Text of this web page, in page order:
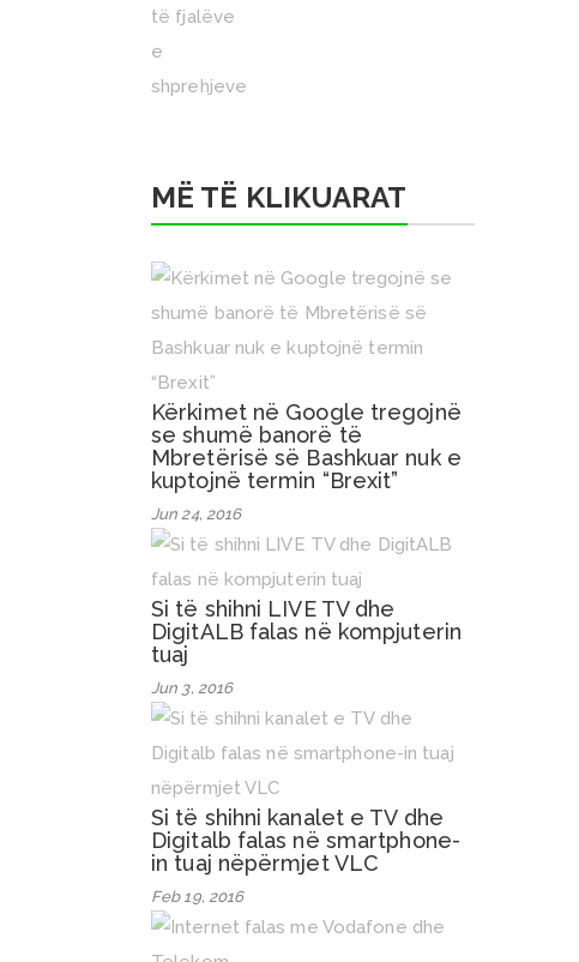
MË TË KLIKUARAT
Kërkimet në Google tregojnë
se shumë banorë të
Mbretërisë së Bashkuar nuk e
kuptojnë termin “Brexit”
Jun 24, 2016
Si të shihni LIVE TV dhe
DigitALB falas në kompjuterin
tuaj
Jun 3, 2016
Si të shihni kanalet e TV dhe
Digitalb falas në smartphone-
in tuaj nëpërmjet VLC
Feb 19, 2016